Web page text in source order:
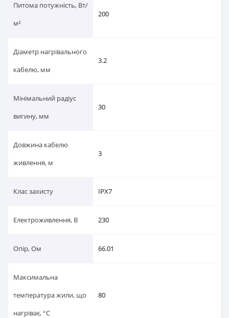
Питома потужність, Вт/
м²
200
Діаметр нагрівального
кабелю, мм
3.2
Мінімальний радіус
вигину, мм
30
Довжина кабелю
живлення, м
3
Клас захисту IPX7
Електроживлення, В 230
Опір, Ом 66.01
Максимальна
температура жили, що
нагріває, °C
80